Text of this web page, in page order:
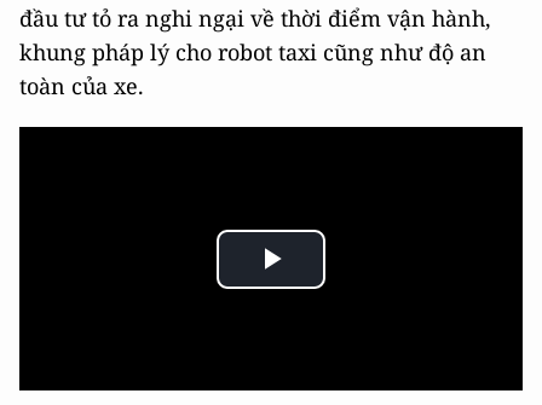
đầu tư tỏ ra nghi ngại về thời điểm vận hành,
khung pháp lý cho robot taxi cũng như độ an
toàn của xe.
Play